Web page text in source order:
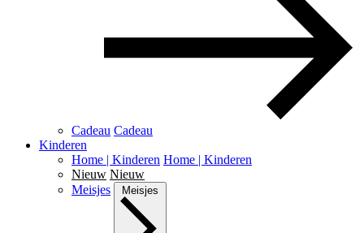
Cadeau Cadeau
Kinderen
Home | Kinderen Home | Kinderen
Nieuw Nieuw
Meisjes
Meisjes